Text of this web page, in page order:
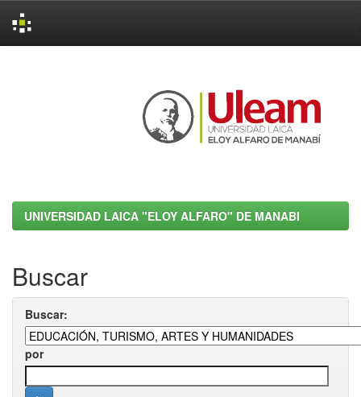
UNIVERSIDAD LAICA "ELOY ALFARO" DE MANABI
Buscar
Buscar:
por